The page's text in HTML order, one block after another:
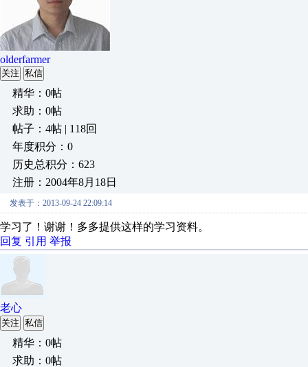
olderfarmer
关注 私信
精华：0帖
求助：0帖
帖子：4帖 | 118回
年度积分：0
历史总积分：623
注册：2004年8月18日
发表于：2013-09-24 22:09:14
学习了！谢谢！多多提供这样的学习资料。
回复 引用 举报
老心
关注 私信
精华：0帖
求助：0帖